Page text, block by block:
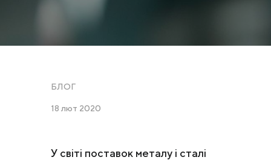
БЛОГ
18 лют 2020
У світі поставок металу і сталі